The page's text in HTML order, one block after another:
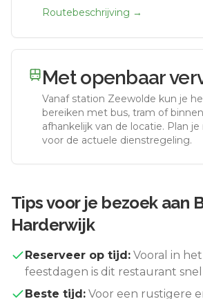
Routebeschrijving →
Met openbaar
Vanaf station Zeewolde kun je
bereiken met bus, tram of
afhankelijk van de locatie. Plan je
voor de actuele dienstregeling.
Tips voor je bezoek aan
Harderwijk
Reserveer op tijd: Vooral in
feestdagen is dit restaurant
Beste tijd: Voor een rustigere